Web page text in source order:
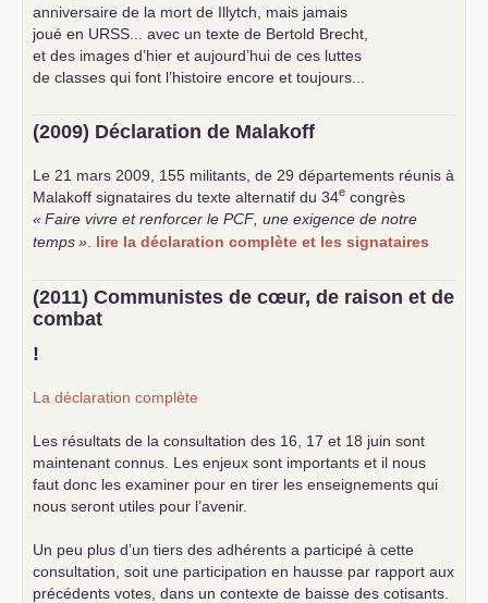
anniversaire de la mort de Illytch, mais jamais
joué en URSS ... avec un texte de Bertold Brecht,
et des images d’hier et aujourd’hui de ces luttes
de classes qui font l’histoire encore et toujours...
(2009) Déclaration de Malakoff
Le 21 mars 2009, 155 militants, de 29 départements réunis à
Malakoff signataires du texte alternatif du 34e congrès
«Faire vivre et renforcer le PCF , une exigence de notre
temps» lire la déclaration complète et les signataires
(2011) Communistes de cœur, de raison et de
combat
!
La déclaration complète
Les résultats de la consultation des 16, 17 et 18 juin sont
maintenant connus. Les enjeux sont importants et il nous
faut donc les examiner pour en tirer les enseignements qui
nous seront utiles pour l’avenir.
Un peu plus d’un tiers des adhérents a participé à cette
consultation, soit une participation en hausse par rapport aux
précédents votes, dans un contexte de baisse des cotisants.